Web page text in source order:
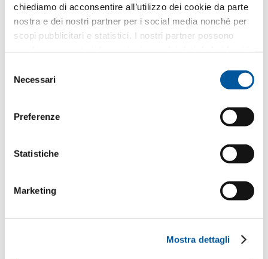
chiediamo di acconsentire all’utilizzo dei cookie da parte
nostra e dei nostri partner per i social media nonché per
scopi pubblicitari e statistici. I nostri partner possono
delNecessari
Preferenze
Statistiche
Marketing
Mostra dettagli
Finstral utilizza i Suoi dati solo per elaborare la Sua
rivenditore partner selezionato esclusivamente a
questo scopo. Tutti i dettagli sul trattamento dei dati